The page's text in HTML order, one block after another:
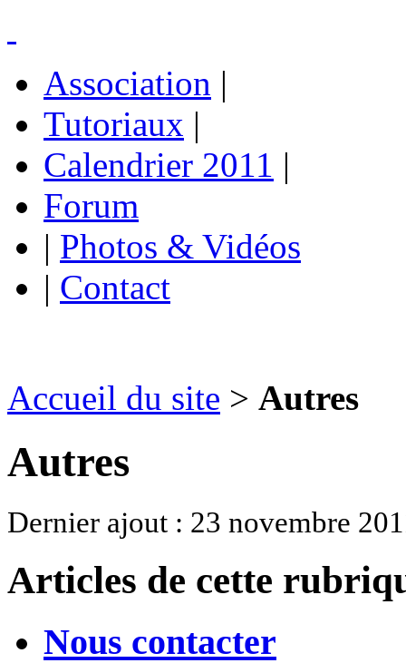
Association |
Tutoriaux |
Calendrier 2011 |
Forum
| Photos & Vidéos
| Contact
Accueil du site > Autres
Autres
Dernier ajout : 23 novembre
Articles de cette
Nous contacter